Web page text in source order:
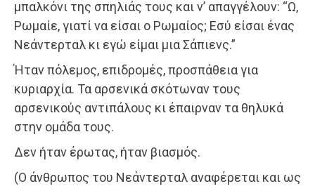
μπαλκόνι της σπηλιάς τους και ν’ απαγγέλουν: “Ω,
Ρωμαίε, γιατί να είσαι ο Ρωμαίος; Εσύ είσαι ένας
Νεάντερταλ κι εγώ είμαι μια Σάπιενς.”
Ήταν πόλεμος, επιδρομές, προσπάθεια για
κυριαρχία. Τα αρσενικά σκότωναν τους
αρσενικούς αντιπάλους κι έπαιρναν τα θηλυκά
στην ομάδα τους.
Δεν ήταν έρωτας, ήταν βιασμός.
(Ο άνθρωπος του Νεάντερταλ αναφέρεται και ως